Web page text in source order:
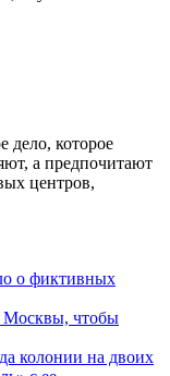
дело, которое
а предпочитают
центров,
о фиктивных
Москвы, чтобы
колонии на двоих